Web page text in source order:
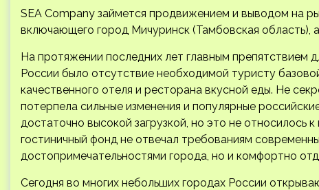
SEA Company займется продвижением и выводом на
включающего город Мичуринск (Тамбовская область),
На протяжении последних лет главным препятствием
России было отсутствие необходимой туристу
качественного отеля и ресторана вкусной еды. Не
потерпела сильные изменения и популярные
достаточно высокой загрузкой, но это не относилось
гостиничный фонд не отвечал требованиям
достопримечательностями города, но и комфортно
Сегодня во многих небольших городах России